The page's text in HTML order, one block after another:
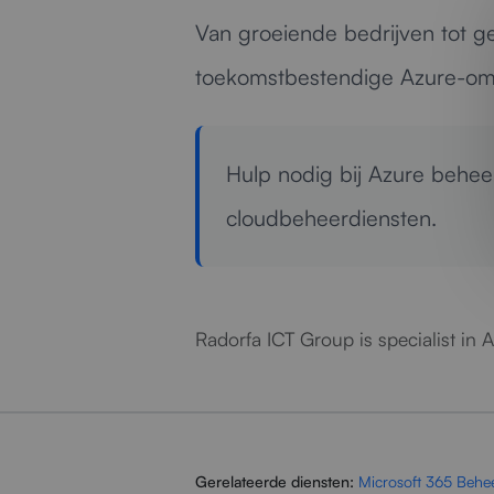
Van groeiende bedrijven tot
toekomstbestendige Azure-
Hulp nodig bij Azure
cloudbeheerdiensten.
Radorfa ICT Group is specialist in
Gerelateerde diensten: Microsoft 365